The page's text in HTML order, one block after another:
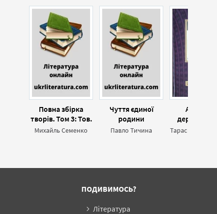
Повна збірка
творів. Том 3: Тов.
Сонце, кн. 1-5
Михайль Семенко
Чуття єдиної
родини
Павло Тичина
Армія
держави
ПОДИВИМОСЬ?
Література